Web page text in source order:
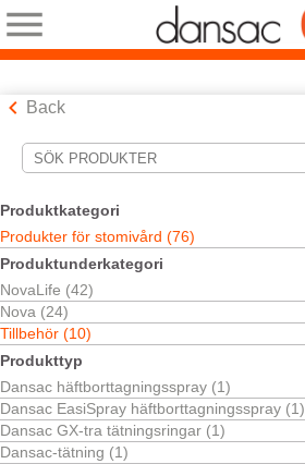
Back
Produktkategori
Produkter för stomivård (76)
Produktunderkategori
NovaLife (42)
Nova (24)
Tillbehör (10)
Produkttyp
Dansac häftborttagningsspray (1)
Dansac EasiSpray häftborttagningsspray (1)
Dansac GX-tra tätningsringar (1)
Dansac-tätning (1)
Sökverktyg
Dina val:
Produkter för stomivård
Tillbehör
Sortera efter:
Dansac TRE™ Seal
Hudskydd i tre nivåer.